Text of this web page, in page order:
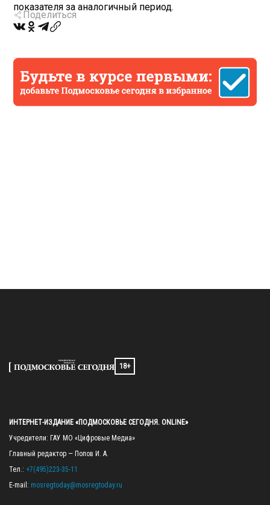
показателя за аналогичный период.
Поделиться
18+
ИНТЕРНЕТ-ИЗДАНИЕ «ПОДМОСКОВЬЕ СЕГОДНЯ. ONLINE»
Учредители: ГАУ МО «Цифровые Медиа»
Главный редактор — Попов И. А.
Тел.: +7(495)223-35-11
E-mail: mosregtoday@mosregtoday.ru